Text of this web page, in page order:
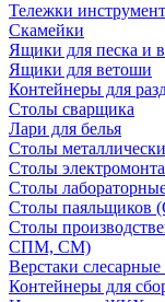
Тележки
Скамейки
Ящики для песка и
Ящики для ветоши
Контейнеры для
Столы сварщика
Лари для белья
Столы
Столы
Столы
Столы паяльщиков
Столы
СПМ, СМ)
Верстаки
Контейнеры для